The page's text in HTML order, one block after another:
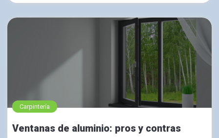
Carpintería
Ventanas de aluminio: pros y contras